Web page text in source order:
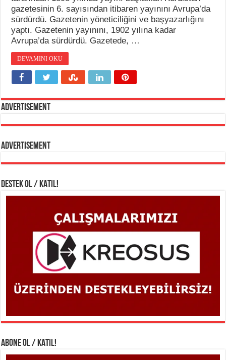
gazetesinin 6. sayısından itibaren yayınını Avrupa’da
sürdürdü. Gazetenin yöneticiliğini ve başyazarlığını
yaptı. Gazetenin yayınını, 1902 yılına kadar
Avrupa’da sürdürdü. Gazetede, …
DEVAMINI OKU
Advertisement
Advertisement
DESTEK OL / KATIL!
ABONE OL / KATIL!